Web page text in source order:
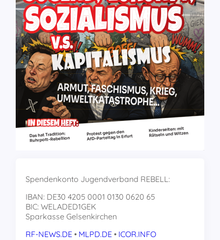
Spendenkonto Jugendverband REBELL:
IBAN: DE30 4205 0001 0130 0620 65
BIC: WELADED1GEK
Sparkasse Gelsenkirchen
RF-NEWS.DE • MLPD.DE • ICOR.INFO